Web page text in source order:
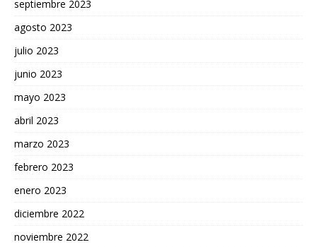
septiembre 2023
agosto 2023
julio 2023
junio 2023
mayo 2023
abril 2023
marzo 2023
febrero 2023
enero 2023
diciembre 2022
noviembre 2022